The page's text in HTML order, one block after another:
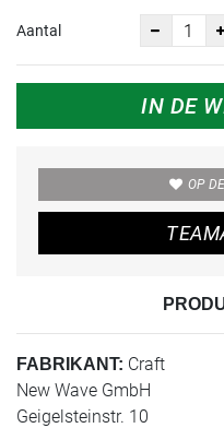
Aantal
IN DE
OP
FABRIKANT: Craft
New Wave GmbH
Geigelsteinstr. 10